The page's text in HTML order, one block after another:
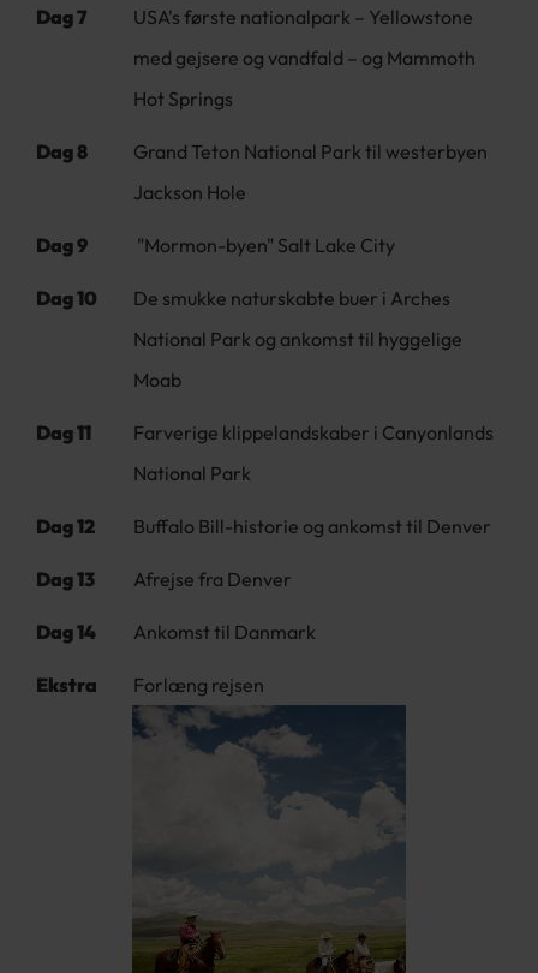
Dag 7
USA's første nationalpark – Yellowstone
med gejsere og vandfald – og Mammoth
Hot Springs
Dag 8
Grand Teton National Park til westerbyen
Jackson Hole
Dag 9 "Mormon-byen" Salt Lake City
Dag 10
De smukke naturskabte buer i Arches
National Park og ankomst til hyggelige
Moab
Dag 11
Farverige klippelandskaber i Canyonlands
National Park
Dag 12 Buffalo Bill-historie og ankomst til Denver
Dag 13 Afrejse fra Denver
Dag 14 Ankomst til Danmark
Ekstra Forlæng rejsen